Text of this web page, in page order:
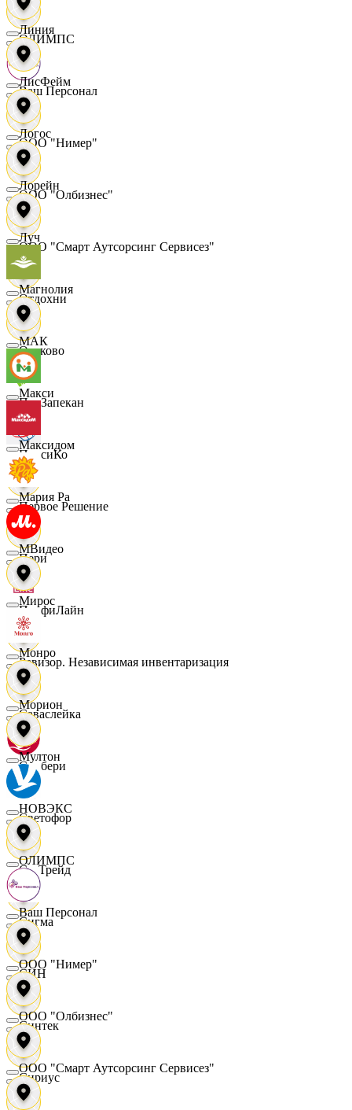
ОЛИМПС
Ваш Персонал
ООО "Нимер"
ООО "Олбизнес"
ООО "Смарт Аутсорсинг Сервисез"
Отдохни
Очаково
ПанЗапекан
ПепсиКо
Первое Решение
Пери
ПрофиЛайн
Ревизор. Независимая инвентаризация
Саваслейка
Самбери
Светофор
СетТрейд
Сигма
СИН
Синтек
Сириус
Линия
ЛисФейм
Логос
Лорейн
Луч
Магнолия
МАК
Макси
Максидом
Мария Ра
МВидео
Мирос
Монро
Морион
Мултон
НОВЭКС
ОЛИМПС
Ваш Персонал
ООО "Нимер"
ООО "Олбизнес"
ООО "Смарт Аутсорсинг Сервисез"